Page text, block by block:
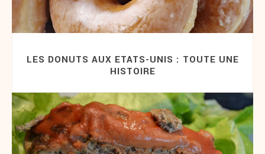
LES DONUTS AUX ETATS-UNIS : TOUTE UNE
HISTOIRE